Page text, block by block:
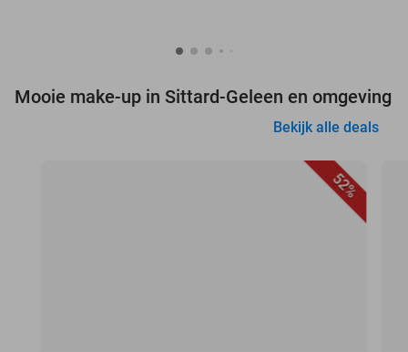
Mooie make-up in Sittard-Geleen en omgeving
Bekijk alle deals
52%